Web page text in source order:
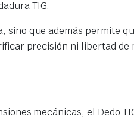
TIG.
que además permite
precisión ni libertad
mecánicas, el Dedo